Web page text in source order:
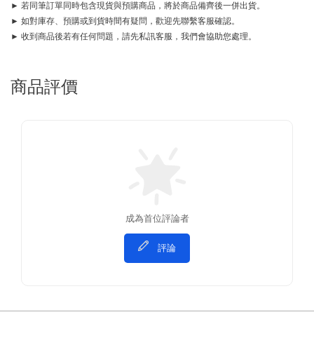
► 若同筆訂單同時包含現貨與預購商品，將於商品備齊後一併出貨。
► 如對庫存、預購或到貨時間有疑問，歡迎先聯繫客服確認。
► 收到商品後若有任何問題，請先私訊客服，我們會協助您處理。
商品評價
成為首位評論者
評論